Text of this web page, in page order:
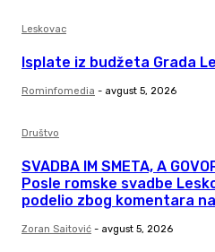
Leskovac
Isplate iz budžeta Grada
Rominfomedia - avgust 5, 2026
Društvo
SVADBA IM SMETA, A
Posle romske svadbe
podelio zbog komentara
Zoran Saitović - avgust 5, 2026